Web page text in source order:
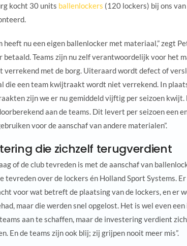
kocht 30 units ballenlockers (120 lockers) bij ons
heeft nu een eigen ballenlocker met materiaal,” zegt
betaald. Teams zijn nu zelf verantwoordelijk voor het
verrekend met de borg. Uiteraard wordt defect of
die een team kwijtraakt wordt niet verrekend. In
zijn we er nu gemiddeld vijftig per seizoen
aan de teams. Dit levert per seizoen een
voor de aanschaf van andere materialen”.
die zichzelf terugverdient
of de club tevreden is met de aanschaf van
tevreden over de lockers én Holland Sport Systems.
voor wat betreft de plaatsing van de lockers, en er
maar die werden snel opgelost. Het is wel even
aan te schaffen, maar de investering verdient
En de teams zijn ook blij; zij grijpen nooit meer mis”.